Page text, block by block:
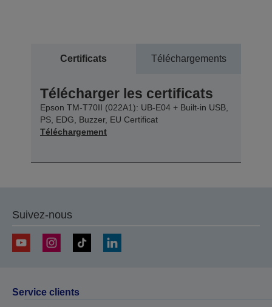
Certificats Téléchargements
Télécharger les certificats
Epson TM-T70II (022A1): UB-E04 + Built-in USB,
PS, EDG, Buzzer, EU Certificat
Téléchargement
Suivez-nous
Service clients